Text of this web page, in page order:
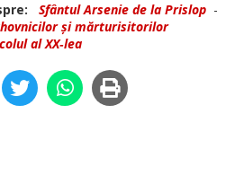
Sfântul Arsenie de la Prislop -
și mărturisitorilor
al XX‑lea